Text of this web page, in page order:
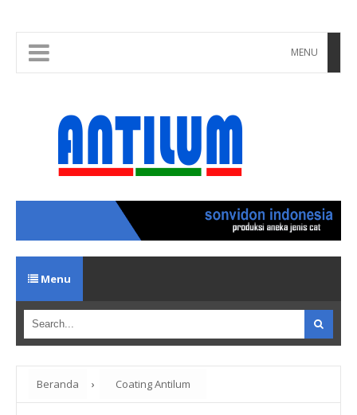
MENU
Menu
Beranda › Coating Antilum